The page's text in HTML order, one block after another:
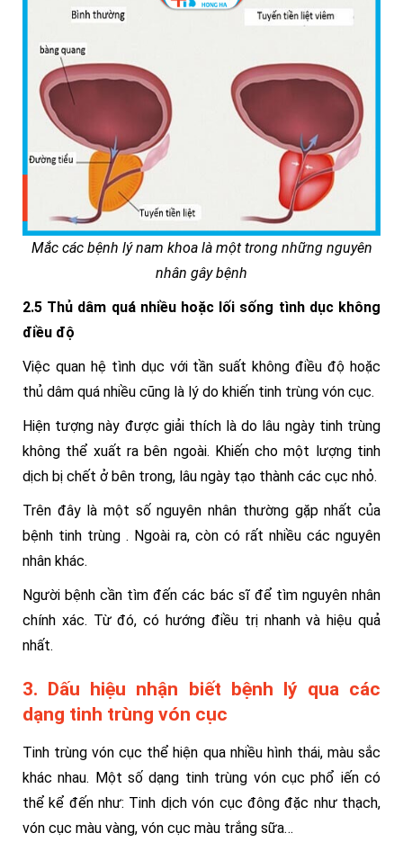
Mắc các bệnh lý nam khoa là một trong những nguyên
nhân gây bệnh
2.5 Thủ dâm quá nhiều hoặc lối sống tình dục không
điều độ
Việc quan hệ tình dục với tần suất không điều độ hoặc
thủ dâm quá nhiều cũng là lý do khiến tinh trùng vón cục.
Hiện tượng này được giải thích là do lâu ngày tinh trùng
không thể xuất ra bên ngoài. Khiến cho một lượng tinh
dịch bị chết ở bên trong, lâu ngày tạo thành các cục nhỏ.
Trên đây là một số nguyên nhân thường gặp nhất của
bệnh tinh trùng . Ngoài ra, còn có rất nhiều các nguyên
nhân khác.
Người bệnh cần tìm đến các bác sĩ để tìm nguyên nhân
chính xác. Từ đó, có hướng điều trị nhanh và hiệu quả
nhất.
3. Dấu hiệu nhận biết bệnh lý qua các
dạng tinh trùng vón cục
Tinh trùng vón cục thể hiện qua nhiều hình thái, màu sắc
khác nhau. Một số dạng tinh trùng vón cục phổ iến có
thể kể đến như: Tinh dịch vón cục đông đặc như thạch,
vón cục màu vàng, vón cục màu trắng sữa…